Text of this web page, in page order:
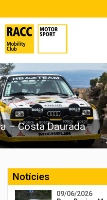
Premis Motorsport
El RACC guardona als
Notícies
09/06/2026